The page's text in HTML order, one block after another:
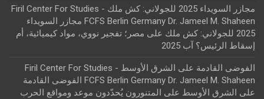
مجازر السويداء 2025 للجولاني: كش ملك - Firil Center For Studies
FCFS Berlin Germany Dr. Jameel M. Shaheen مجازر السويداء
2025 للجولاني: كش ملك
على مصر؛ تفجير نووي، مواد كيميائية، أم
إسقاط الرئيس؟ آب 2025
الفوضى القادمة على الشرق الأوسط - Firil Center For Studies
FCFS Berlin Germany Dr. Jameel M. Shaheen الفوضى القادمة
على الشرق الأوسط على
المتنورون يُحدّدون موعد ومواقع الحرب